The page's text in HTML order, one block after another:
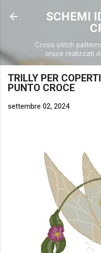
Passa ai
SCHEMI
Cross stitch
croce realizzati
TRILLY PER
PUNTO CROCE
settembre 02, 2024